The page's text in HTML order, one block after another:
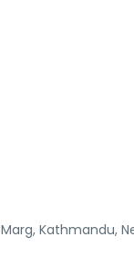
Marg, Kathmandu,